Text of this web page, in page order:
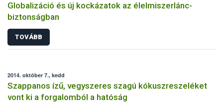
Globalizáció és új kockázatok az élelmiszerlánc-
biztonságban
TOVÁBB
2014. október 7., kedd
Szappanos ízű, vegyszeres szagú kókuszreszeléket
vont ki a forgalomból a hatóság